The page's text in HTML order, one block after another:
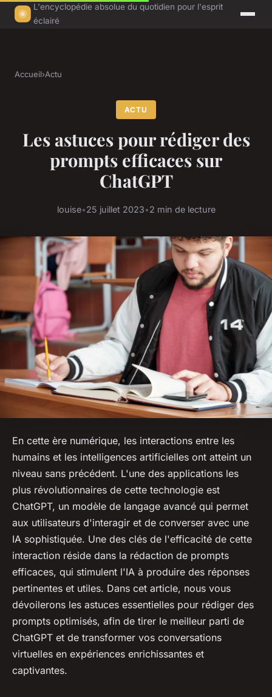
L'encyclopédie absolue du quotidien pour l'esprit
éclairé
Accueil›Actu
ACTU
Les astuces pour rédiger des
prompts efficaces sur
ChatGPT
louise•25 juillet 2023•2 min de lecture
En cette ère numérique, les interactions entre les
humains et les intelligences artificielles ont atteint un
niveau sans précédent. L'une des applications les
plus révolutionnaires de cette technologie est
ChatGPT, un modèle de langage avancé qui permet
aux utilisateurs d'interagir et de converser avec une
IA sophistiquée. Une des clés de l'efficacité de cette
interaction réside dans la rédaction de prompts
efficaces, qui stimulent l'IA à produire des réponses
pertinentes et utiles. Dans cet article, nous vous
dévoilerons les astuces essentielles pour rédiger des
prompts optimisés, afin de tirer le meilleur parti de
ChatGPT et de transformer vos conversations
virtuelles en expériences enrichissantes et
captivantes.